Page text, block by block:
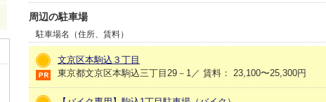
周辺の駐車場
駐車場名（住所、賃料）
文京区本駒込３丁目
東京都文京区本駒込三丁目29－1／ 賃料： 23,100〜25,300円